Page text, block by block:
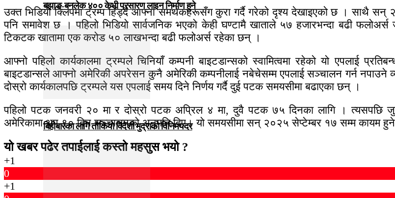
बझाङ-बनलेक ४०० केभी प्रसारण लाइन निर्माण हुने
बिहीबारका लागि तोकियो विदेशी मुद्राको विनिमयदर
उक्त भिडियो क्लिपमा ट्रम्प हिँड्दै आफ्ना समर्थकहरूसँग कुरा गर्दै गरेको दृश्य देखाइएको छ । साथै
पनि समावेश छ । पहिलो भिडियो सार्वजनिक भएको केही घण्टामै खाताले ५७ हजारभन्दा बढी फलोअर्स
टिकटक खातामा एक करोड ५० लाखभन्दा बढी फलोअर्स रहेका छन् ।
आफ्नो पहिलो कार्यकालमा ट्रम्पले चिनियाँ कम्पनी बाइटडान्सको स्वामित्वमा रहेको यो एपलाई
बाइटडान्सले आफ्नो अमेरिकी अपरेसन कुनै अमेरिकी कम्पनीलाई नबेचेसम्म एपलाई सञ्चालन गर्न नपाउने
दोस्रो कार्यकालपछि ट्रम्पले यस एपलाई समय दिने निर्णय गर्दै दुई पटक समयसीमा बढाएका छन् ।
पहिलो पटक जनवरी २० मा र दोस्रो पटक अप्रिल ४ मा, दुवै पटक ७५ दिनका लागि । त्यसपछि जुन
अमेरिकामा थप ९० दिन सञ्चालनको अनुमति दिए। यो समयसीमा सन् २०२५ सेप्टेम्बर १७ सम्म कायम
यो खबर पढेर तपाईलाई कस्तो महसुस भयो ?
+1
0
+1